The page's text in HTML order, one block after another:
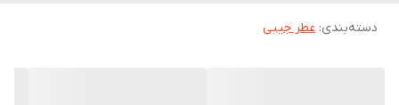
حمل آسانی دارد. این محفظه کاربرد گسترده ای دارد و برای اسانس ها،
دسته‌بندی: عطر جیبی